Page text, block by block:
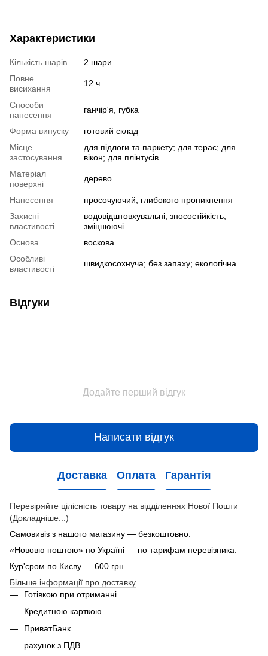
Характеристики
Кількість шарів
2 шари
Повне
висихання
12 ч.
Способи
нанесення
ганчір'я, губка
Форма випуску
готовий склад
Місце
застосування
для підлоги та паркету; для терас; для
вікон; для плінтусів
Матеріал
поверхні
дерево
Нанесення
просочуючий; глибокого проникнення
Захисні
властивості
водовідштовхувальні; зносостійкість;
зміцнюючі
Основа
воскова
Особливі
властивості
швидкосохнуча; без запаху; екологічна
Відгуки
Додайте перший відгук
Написати відгук
Доставка Оплата Гарантія
Перевіряйте цілісність товару на відділеннях Нової Пошти
(Докладніше...)
Самовивіз з нашого магазину — безкоштовно.
«Нововю поштою» по Україні — по тарифам перевізника.
Кур'єром по Києву — 600 грн.
Більше інформації про доставку
Готівкою при отриманні
Кредитною карткою
ПриватБанк
рахунок з ПДВ